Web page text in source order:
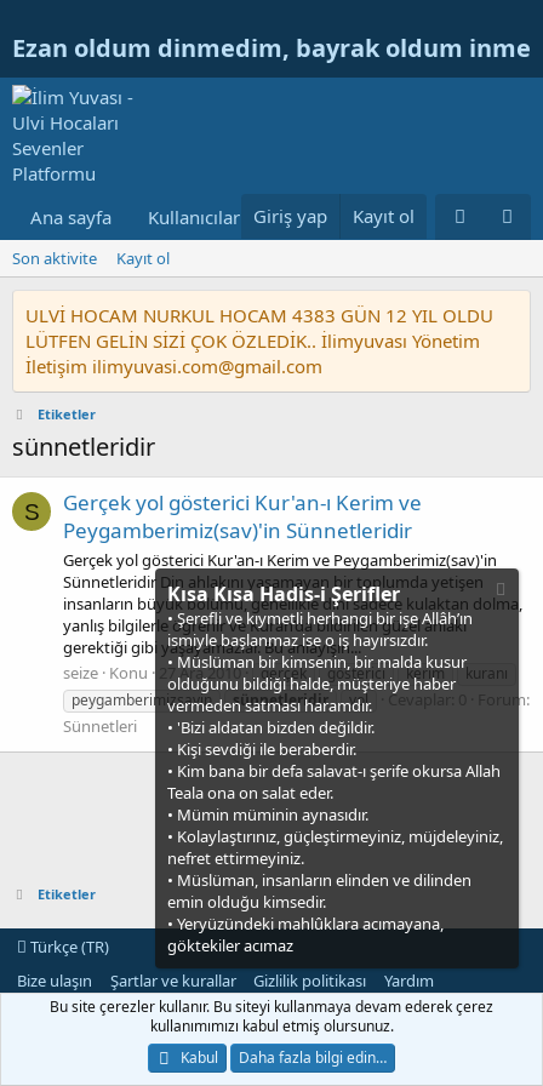
Ezan oldum dinmedim, bayrak oldum
Ana sayfa Kullanıcılar Ulvi Hocanın Konuları
Giriş yap Kayıt ol
Son aktivite Kayıt ol
ULVİ HOCAM NURKUL HOCAM 4383 GÜN 12 YIL OLDU
LÜTFEN GELİN SİZİ ÇOK ÖZLEDİK.. İlimyuvası Yönetim
İletişim ilimyuvasi.com@gmail.com
Etiketler
sünnetleridir
S
Gerçek yol gösterici Kur'an-ı Kerim ve
Peygamberimiz(sav)'in Sünnetleridir
Gerçek yol gösterici Kur'an-ı Kerim ve Peygamberimiz(sav)'in
Sünnetleridir Din ahlakını yaşamayan bir toplumda yetişen
insanların büyük bölümü, genellikle dini sadece kulaktan dolma,
yanlış bilgilerle öğrenir ve Kuran’da bildirilen güzel ahlakı
gerektiği gibi yaşayamazlar. Bu anlayışın...
seize Konu 27 Ara 2010 gerçek gösterici kerim
kuranı
peygamberimizsavin
sünnetleridir yol Cevaplar: 0
Forum:
Sünnetleri
Etiketler
Türkçe (TR)
Bize ulaşın
Şartlar ve kurallar Gizlilik politikası
Yardım
Ana sayfa
R
Community platform by XenForo ® © 2010-2021 XenForo Ltd.
[XGT] Forum statistics system- XenGenTr
Kısa Kısa Hadis-i Şerifler
• Şerefli ve kıymetli herhangi bir işe Allâh’ın
ismiyle başlanmaz ise o iş hayırsızdır.
• Müslüman bir kimsenin, bir malda kusur
olduğunu bildiği halde, müşteriye haber
vermeden satması haramdır.
• 'Bizi aldatan bizden değildir.
• Kişi sevdiği ile beraberdir.
• Kim bana bir defa salavat-ı şerife okursa Allah
Teala ona on salat eder.
• Mümin müminin aynasıdır.
• Kolaylaştırınız, güçleştirmeyiniz, müjdeleyiniz,
nefret ettirmeyiniz.
• Müslüman, insanların elinden ve dilinden
emin olduğu kimsedir.
• Yeryüzündeki mahlûklara acımayana,
göktekiler acımaz
Bu site çerezler kullanır. Bu siteyi kullanmaya devam ederek çerez
kullanımımızı kabul etmiş olursunuz.
Kabul
Daha fazla bilgi edin…